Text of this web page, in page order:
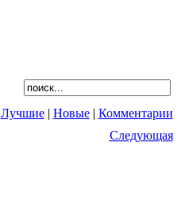
Лучшие| Новые| Комментарии
Следующая